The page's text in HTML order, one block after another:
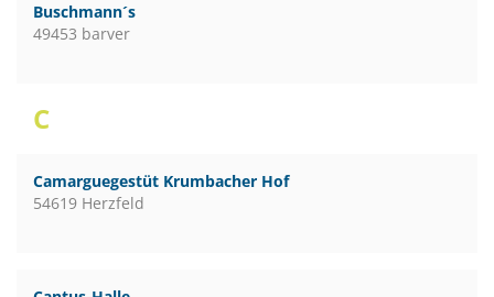
Buschmann´s
49453 barver
C
Camarguegestüt Krumbacher Hof
54619 Herzfeld